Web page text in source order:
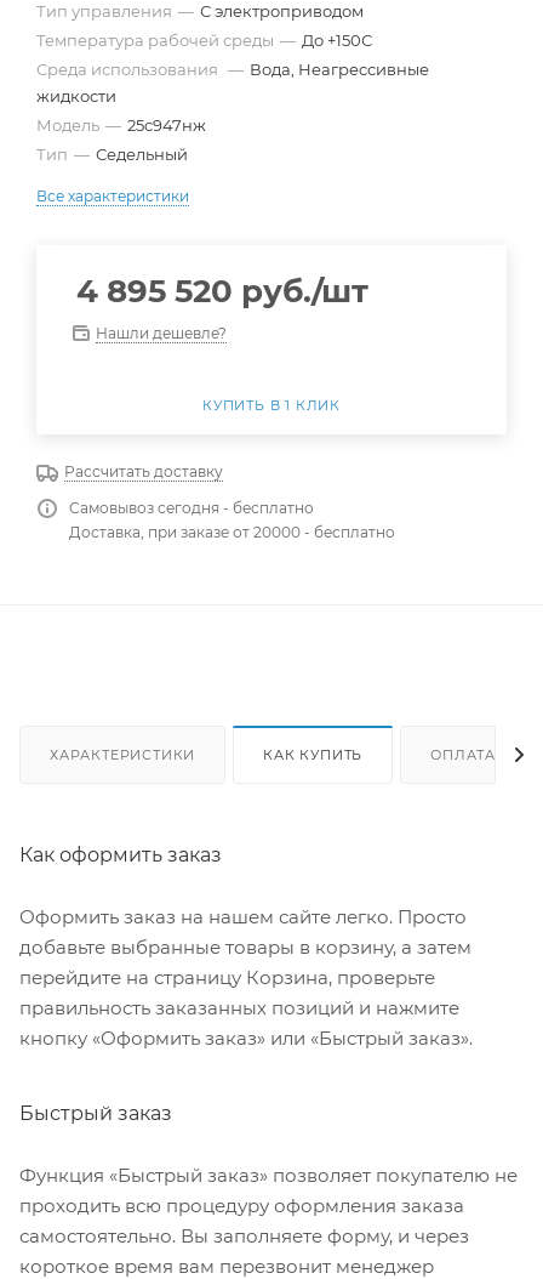
Тип управления — С электроприводом
Температура рабочей среды — До +150С
Среда использования — Вода, Неагрессивные
жидкости
Модель — 25с947нж
Тип — Седельный
Все характеристики
4 895 520 руб./шт
Нашли дешевле?
КУПИТЬ В 1 КЛИК
Рассчитать доставку
Самовывоз сегодня - бесплатно
Доставка, при заказе от 20000 - бесплатно
ХАРАКТЕРИСТИКИ КАК КУПИТЬ ОПЛАТА
Как оформить заказ
Оформить заказ на нашем сайте легко. Просто
добавьте выбранные товары в корзину, а затем
перейдите на страницу Корзина, проверьте
правильность заказанных позиций и нажмите
кнопку «Оформить заказ» или «Быстрый заказ».
Быстрый заказ
Функция «Быстрый заказ» позволяет покупателю не
проходить всю процедуру оформления заказа
самостоятельно. Вы заполняете форму, и через
короткое время вам перезвонит менеджер